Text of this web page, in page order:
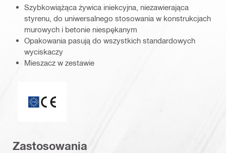
Szybkowiążąca żywica iniekcyjna, niezawierająca
styrenu, do uniwersalnego stosowania w konstrukcjach
murowych i betonie niespękanym
Opakowania pasują do wszystkich standardowych
wyciskaczy
Mieszacz w zestawie
Zastosowania